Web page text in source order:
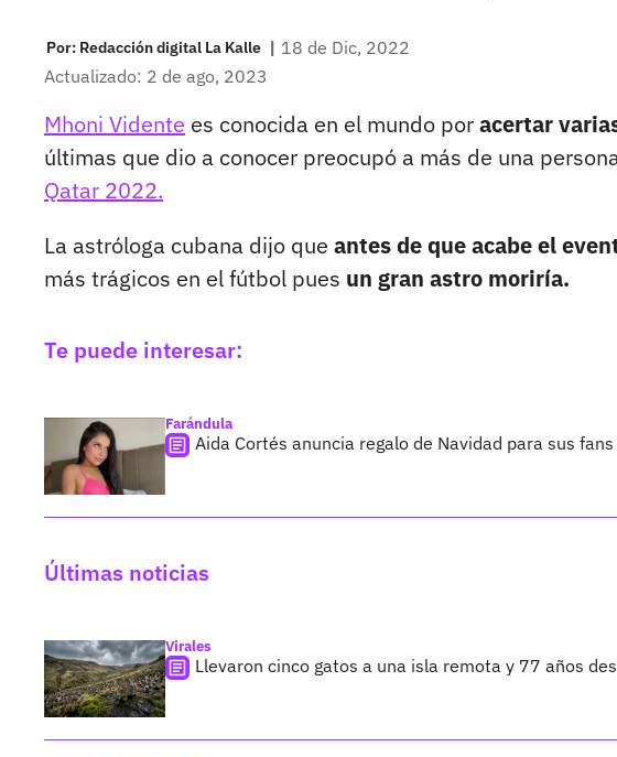
Por: Redacción digital La Kalle | 18 de Dic, 2022
Actualizado: 2 de ago, 2023
Mhoni Vidente es conocida en el mundo poracertar
últimas que dio a conocer preocupó a más de una
Qatar 2022.
La astróloga cubana dijo que antes de que acabe el
más trágicos en el fútbol pues un gran astro moriría.
Te puede interesar:
Farándula
Aida Cortés anuncia regalo de Navidad para sus
Últimas noticias
Virales
Llevaron cinco gatos a una isla remota y 77 años